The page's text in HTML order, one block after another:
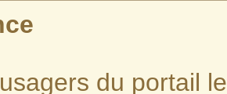
du portail